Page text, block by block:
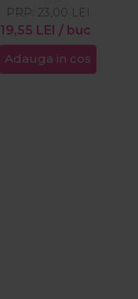
1000ml
19,55 LEI / buc
PRP: 23,00 LEI
Adauga in cos